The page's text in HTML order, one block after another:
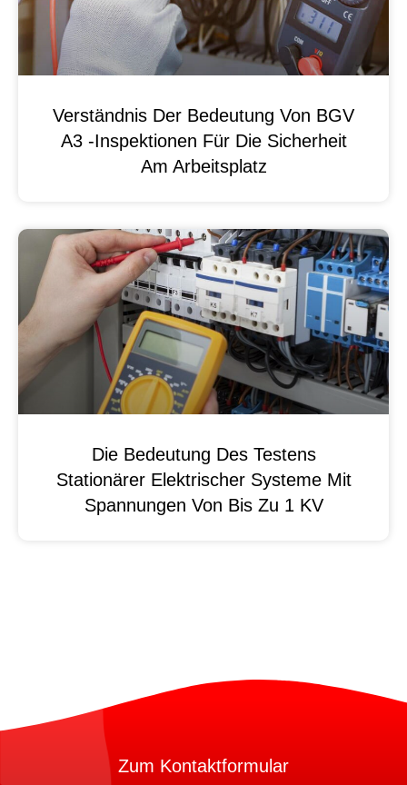
Verständnis Der Bedeutung Von BGV
A3 -Inspektionen Für Die Sicherheit
Am Arbeitsplatz
Die Bedeutung Des Testens
Stationärer Elektrischer Systeme Mit
Spannungen Von Bis Zu 1 KV
Zum Kontaktformular